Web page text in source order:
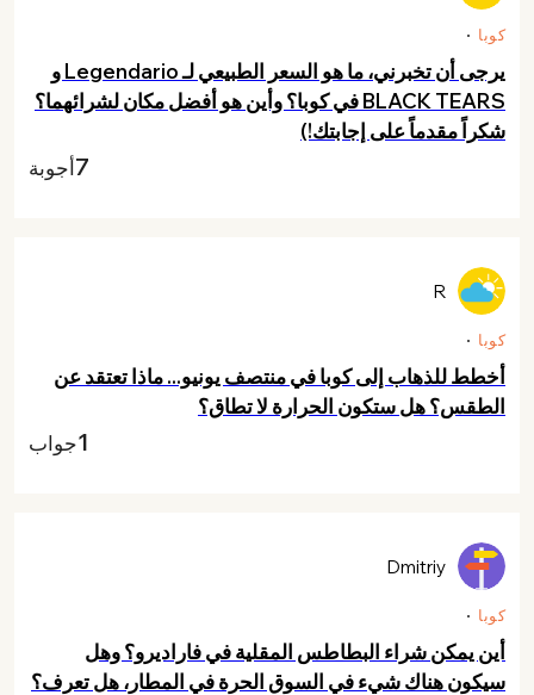
كوبا
يرجى أن تخبرني، ما هو السعر الطبيعي لـ Legendario و
BLACK TEARS في كوبا؟ وأين هو أفضل مكان لشرائهما؟
شكراً مقدماً على إجابتك!)
7أجوبة
كوبا
أخطط للذهاب إلى كوبا في منتصف يونيو... ماذا تعتقد عن
الطقس؟ هل ستكون الحرارة لا تطاق؟
R
1جواب
كوبا
أين يمكن شراء البطاطس المقلية في فاراديرو؟ وهل
سيكون هناك شيء في السوق الحرة في المطار، هل تعرف؟
Dmitriy